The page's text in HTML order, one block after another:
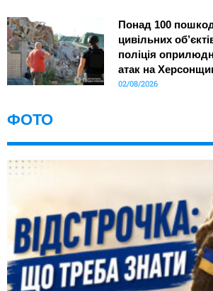
Понад 100
цивільних
поліція
атак на
02/08/2026
ФОТО